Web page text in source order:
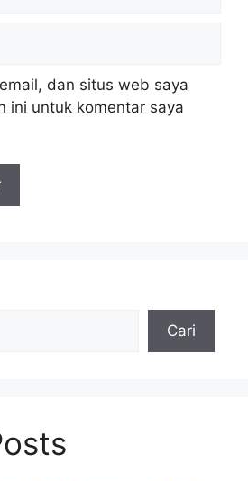
dan situs web saya
ini untuk komentar saya
Cari